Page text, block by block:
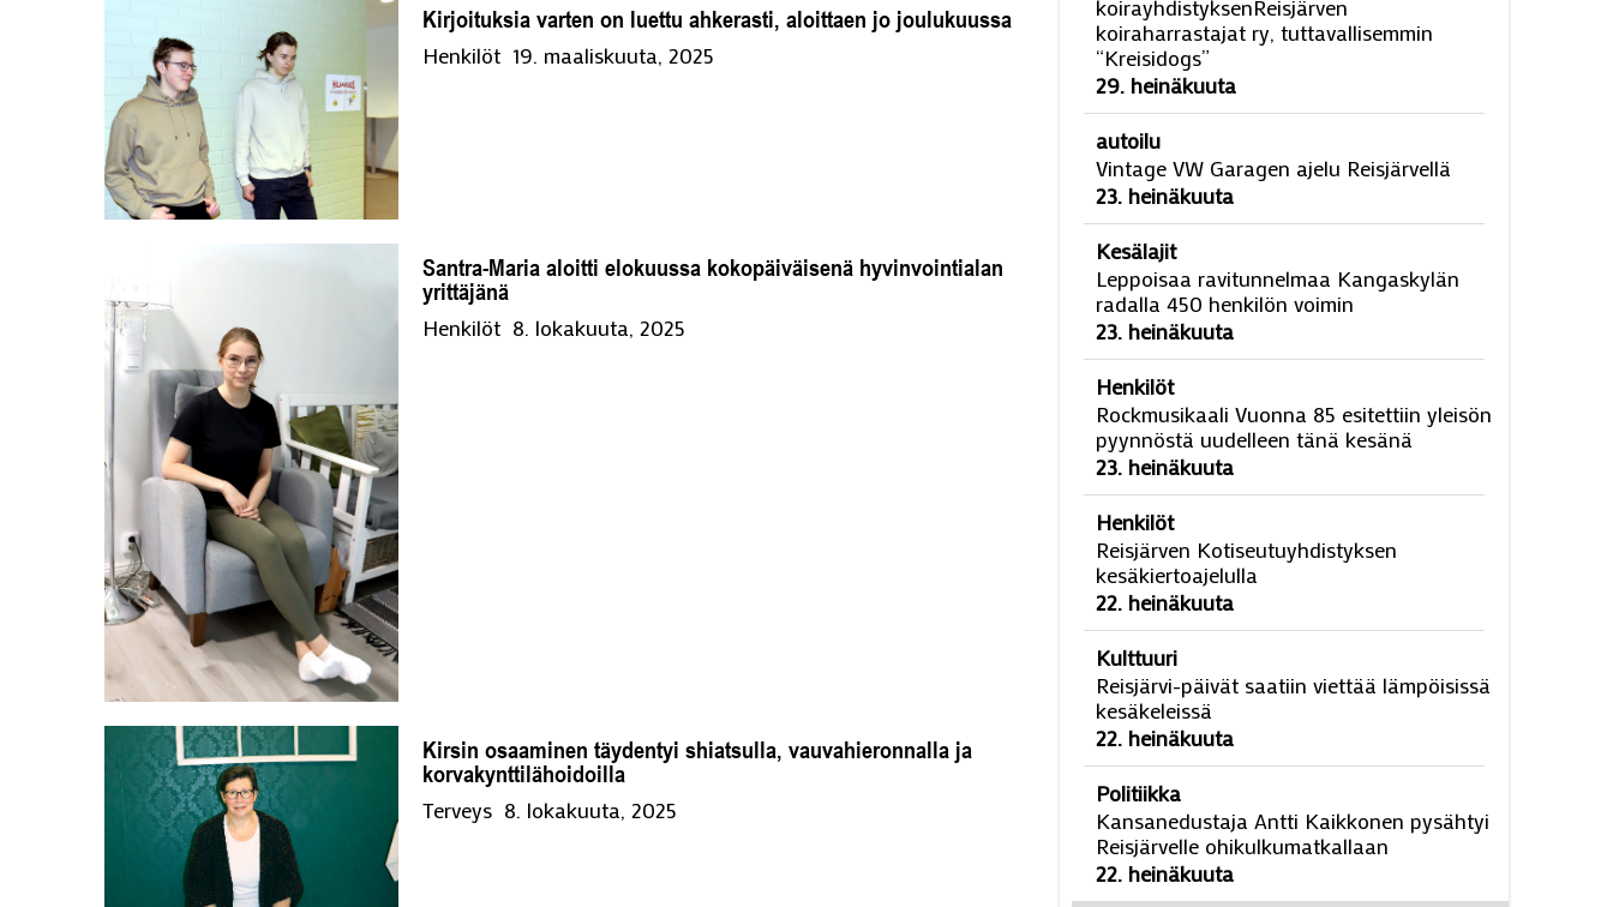
Kirjoituksia varten on luettu ahkerasti, aloittaen jo joulukuussa
Henkilöt 19. maaliskuuta, 2025
Santra-Maria aloitti elokuussa kokopäiväisenä hyvinvointialan
yrittäjänä
Henkilöt 8. lokakuuta, 2025
Kirsin osaaminen täydentyi shiatsulla, vauvahieronnalla ja
korvakynttilähoidoilla
Terveys 8. lokakuuta, 2025
koirayhdistyksenReisjärven
koiraharrastajat ry, tuttavallisemmin
“Kreisidogs”
29. heinäkuuta
autoilu
Vintage VW Garagen ajelu Reisjärvellä
23. heinäkuuta
Kesälajit
Leppoisaa ravitunnelmaa Kangaskylän
radalla 450 henkilön voimin
23. heinäkuuta
Henkilöt
Rockmusikaali Vuonna 85 esitettiin yleisön
pyynnöstä uudelleen tänä kesänä
23. heinäkuuta
Henkilöt
Reisjärven Kotiseutuyhdistyksen
kesäkiertoajelulla
22. heinäkuuta
Kulttuuri
Reisjärvi-päivät saatiin viettää lämpöisissä
kesäkeleissä
22. heinäkuuta
Politiikka
Kansanedustaja Antti Kaikkonen pysähtyi
Reisjärvelle ohikulkumatkallaan
22. heinäkuuta